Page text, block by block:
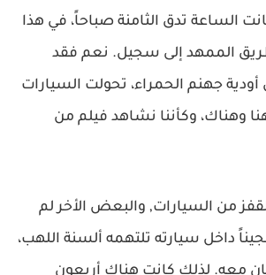
الساعة تدق الثامنة صباحاً، في هذا
الممهد إلى سجيل. نعم فقد
جهنم الحمراء، تحولت السيارات
وهناك، وكأننا نشاهد فيلم من
من السيارات, والبعض الأخر لم
داخل سيارته تلتهمه ألسنة اللهب،
معه. لذلك كانت هناك أربعون